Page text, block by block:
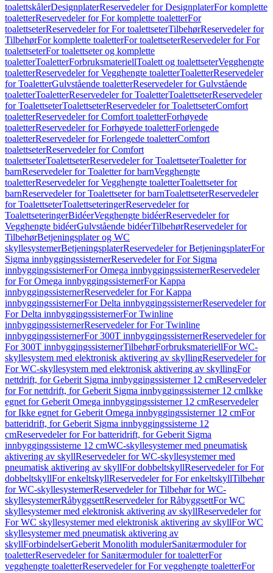
toalettskålerDesignplaterReservedeler for DesignplaterFor komplette
toaletterReservedeler for For komplette toaletterFor
toalettseterReservedeler for For toalettseterTilbehørReservedeler for
TilbehørFor komplette toaletterFor toalettseterReservedeler for For
toalettseterFor toalettseter og komplette
toaletterToaletterForbruksmateriellToalett og toalettseterVegghengte
toaletterReservedeler for Vegghengte toaletterToaletterReservedeler
for ToaletterGulvstående toaletterReservedeler for Gulvstående
toaletterToaletterReservedeler for ToaletterToalettseterReservedeler
for ToalettseterToalettseterReservedeler for ToalettseterComfort
toaletterReservedeler for Comfort toaletterForhøyede
toaletterReservedeler for Forhøyede toaletterForlengede
toaletterReservedeler for Forlengede toaletterComfort
toalettseterReservedeler for Comfort
toalettseterToalettseterReservedeler for ToalettseterToaletter for
barnReservedeler for Toaletter for barnVegghengte
toaletterReservedeler for Vegghengte toaletterToalettseter for
barnReservedeler for Toalettseter for barnToalettseterReservedeler
for ToalettseterToalettseteringerReservedeler for
ToalettseteringerBidéerVegghengte bidéerReservedeler for
Vegghengte bidéerGulvstående bidéerTilbehørReservedeler for
TilbehørBetjeningsplater og WC
skyllesystemerBetjeningsplaterReservedeler for BetjeningsplaterFor
Sigma innbyggingssisternerReservedeler for For Sigma
innbyggingssisternerFor Omega innbyggingssisternerReservedeler
for For Omega innbyggingssisternerFor Kappa
innbyggingssisternerReservedeler for For Kappa
innbyggingssisternerFor Delta innbyggingssisternerReservedeler for
For Delta innbyggingssisternerFor Twinline
innbyggingssisternerReservedeler for For Twinline
innbyggingssisternerFor 300T innbyggingssisternerReservedeler for
For 300T innbyggingssisternerTilbehørForbruksmateriellFor WC-
skyllesystem med elektronisk aktivering av skyllingReservedeler for
For WC-skyllesystem med elektronisk aktivering av skyllingFor
nettdrift, for Geberit Sigma innbyggingssisterner 12 cmReservedeler
for For nettdrift, for Geberit Sigma innbyggingssisterner 12 cmIkke
egnet for Geberit Omega innbyggingssisterner 12 cmReservedeler
for Ikke egnet for Geberit Omega innbyggingssisterner 12 cmFor
batteridrift, for Geberit Sigma innbyggingssisterne 12
cmReservedeler for For batteridrift, for Geberit Sigma
innbyggingssisterne 12 cmWC-skyllesystemer med pneumatisk
aktivering av skyllReservedeler for WC-skyllesystemer med
pneumatisk aktivering av skyllFor dobbeltskyllReservedeler for For
dobbeltskyllFor enkeltskyllReservedeler for For enkeltskyllTilbehør
for WC-skyllesystemerReservedeler for Tilbehør for WC-
skyllesystemerRåbyggsettReservedeler for RåbyggsettFor WC
skyllesystemer med elektronisk aktivering av skyllReservedeler for
For WC skyllesystemer med elektronisk aktivering av skyllFor WC
skyllesystemer med pneumatisk aktivering av
skyllForbindelserGeberit Monolith modulerSanitærmoduler for
toaletterReservedeler for Sanitærmoduler for toaletterFor
vegghengte toaletterReservedeler for For vegghengte toaletterFor